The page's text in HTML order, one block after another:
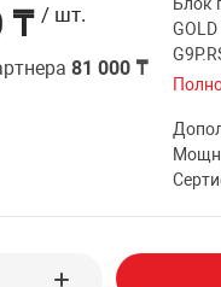
₸ / шт.
81 000 ₸